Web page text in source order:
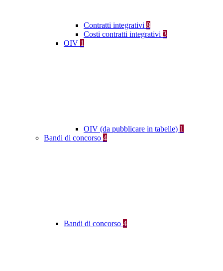
Contratti integrativi 8
Costi contratti integrativi 3
OIV 1
OIV (da pubblicare in tabelle) 1
Bandi di concorso 4
Bandi di concorso 4